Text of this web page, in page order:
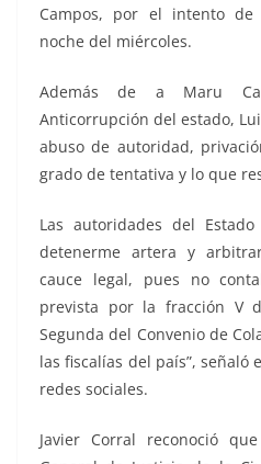
Campos, por el intento
noche del miércoles.
Además de a Maru
Anticorrupción del estado,
abuso de autoridad,
grado de tentativa y lo que
Las autoridades del
detenerme artera y
cauce legal, pues no
prevista por la fracción V
Segunda del Convenio de
las fiscalías del país”,
redes sociales.
Javier Corral reconoció